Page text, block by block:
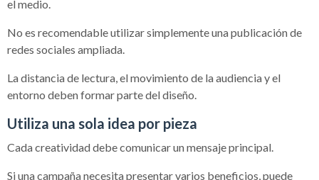
el medio.
No es recomendable utilizar simplemente una publicación de
redes sociales ampliada.
La distancia de lectura, el movimiento de la audiencia y el
entorno deben formar parte del diseño.
Utiliza una sola idea por pieza
Cada creatividad debe comunicar un mensaje principal.
Si una campaña necesita presentar varios beneficios, puede